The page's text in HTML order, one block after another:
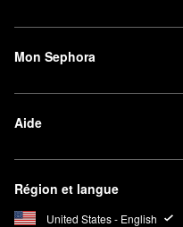
Mon Sephora
Aide
Région et langue
United States - English